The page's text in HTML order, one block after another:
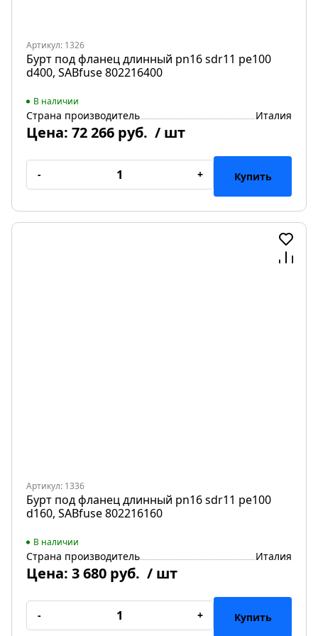
Артикул: 1326
Бурт под фланец длинный pn16 sdr11 pe100
d400, SABfuse 802216400
В наличии
Страна производитель Италия
Цена: 72 266 руб. / шт
- + Купить
Артикул: 1336
Бурт под фланец длинный pn16 sdr11 pe100
d160, SABfuse 802216160
В наличии
Страна производитель Италия
Цена: 3 680 руб. / шт
- + Купить